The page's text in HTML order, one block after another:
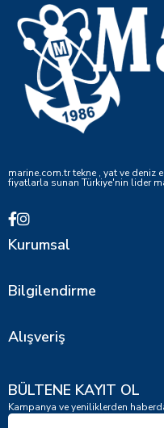
marine.com.tr tekne , yat ve deniz
fiyatlarla sunan Türkiye'nin lider
Kurumsal
Bilgilendirme
Alışveriş
BÜLTENE KAYIT OL
Kampanya ve yeniliklerden